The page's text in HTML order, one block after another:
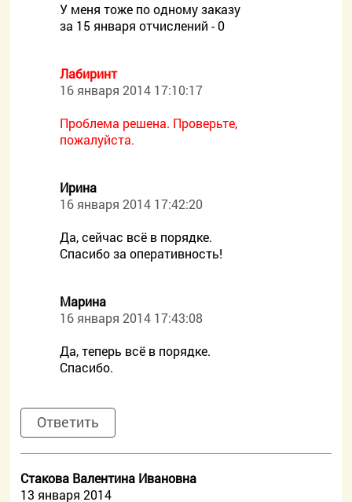
У меня тоже по одному заказу
за 15 января отчислений - 0
Лабиринт
16 января 2014 17:10:17
Проблема решена. Проверьте,
пожалуйста.
Ирина
16 января 2014 17:42:20
Да, сейчас всё в порядке.
Спасибо за оперативность!
Марина
16 января 2014 17:43:08
Да, теперь всё в порядке.
Спасибо.
Ответить
Стакова Валентина Ивановна
13 января 2014